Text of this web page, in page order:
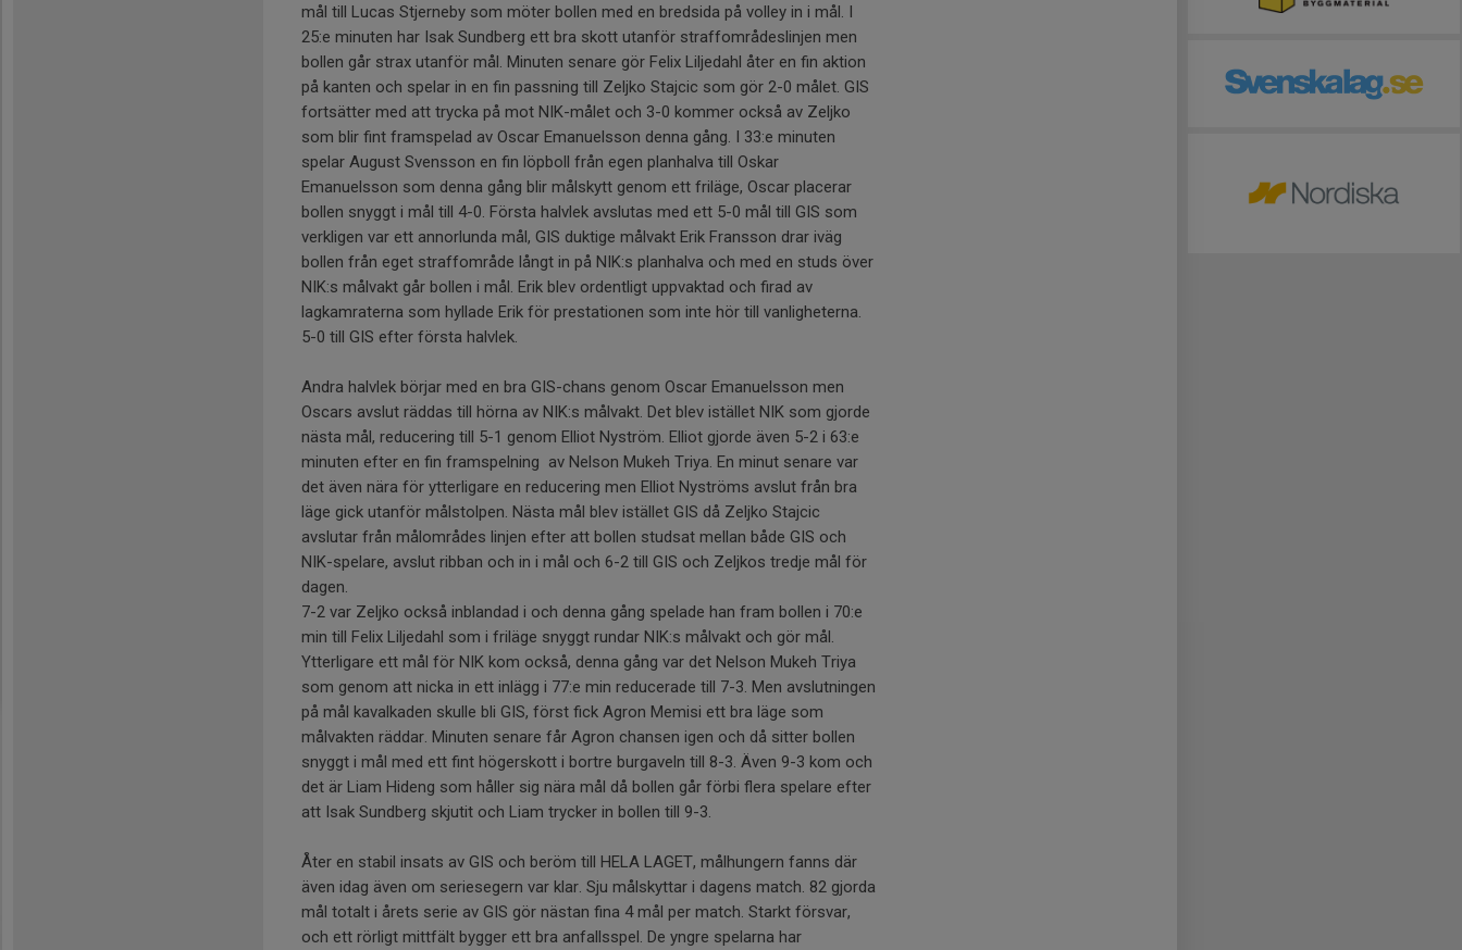
mål till Lucas Stjerneby som möter bollen med en bredsida på volley in i mål. I
25:e minuten har Isak Sundberg ett bra skott utanför straffområdeslinjen men
bollen går strax utanför mål. Minuten senare gör Felix Liljedahl åter en fin aktion
på kanten och spelar in en fin passning till Zeljko Stajcic som gör 2-0 målet. GIS
fortsätter med att trycka på mot NIK-målet och 3-0 kommer också av Zeljko
som blir fint framspelad av Oscar Emanuelsson denna gång. I 33:e minuten
spelar August Svensson en fin löpboll från egen planhalva till Oskar
Emanuelsson som denna gång blir målskytt genom ett friläge, Oscar placerar
bollen snyggt i mål till 4-0. Första halvlek avslutas med ett 5-0 mål till GIS som
verkligen var ett annorlunda mål, GIS duktige målvakt Erik Fransson drar iväg
bollen från eget straffområde långt in på NIK:s planhalva och med en studs över
NIK:s målvakt går bollen i mål. Erik blev ordentligt uppvaktad och firad av
lagkamraterna som hyllade Erik för prestationen som inte hör till vanligheterna.
5-0 till GIS efter första halvlek.
Andra halvlek börjar med en bra GIS-chans genom Oscar Emanuelsson men
Oscars avslut räddas till hörna av NIK:s målvakt. Det blev istället NIK som gjorde
nästa mål, reducering till 5-1 genom Elliot Nyström. Elliot gjorde även 5-2 i 63:e
minuten efter en fin framspelning av Nelson Mukeh Triya. En minut senare var
det även nära för ytterligare en reducering men Elliot Nyströms avslut från bra
läge gick utanför målstolpen. Nästa mål blev istället GIS då Zeljko Stajcic
avslutar från målområdes linjen efter att bollen studsat mellan både GIS och
NIK-spelare, avslut ribban och in i mål och 6-2 till GIS och Zeljkos tredje mål för
dagen.
7-2 var Zeljko också inblandad i och denna gång spelade han fram bollen i 70:e
min till Felix Liljedahl som i friläge snyggt rundar NIK:s målvakt och gör mål.
Ytterligare ett mål för NIK kom också, denna gång var det Nelson Mukeh Triya
som genom att nicka in ett inlägg i 77:e min reducerade till 7-3. Men avslutningen
på mål kavalkaden skulle bli GIS, först fick Agron Memisi ett bra läge som
målvakten räddar. Minuten senare får Agron chansen igen och då sitter bollen
snyggt i mål med ett fint högerskott i bortre burgaveln till 8-3. Även 9-3 kom och
det är Liam Hideng som håller sig nära mål då bollen går förbi flera spelare efter
att Isak Sundberg skjutit och Liam trycker in bollen till 9-3.
Åter en stabil insats av GIS och beröm till HELA LAGET, målhungern fanns där
även idag även om seriesegern var klar. Sju målskyttar i dagens match. 82 gjorda
mål totalt i årets serie av GIS gör nästan fina 4 mål per match. Starkt försvar,
och ett rörligt mittfält bygger ett bra anfallsspel. De yngre spelarna har